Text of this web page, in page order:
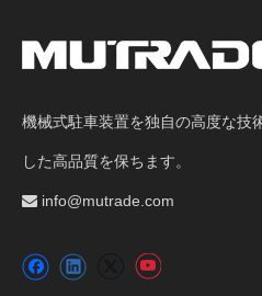
機械式駐車装置を独自の高度な技
した高品質を保ちます。
 info@mutrade.com